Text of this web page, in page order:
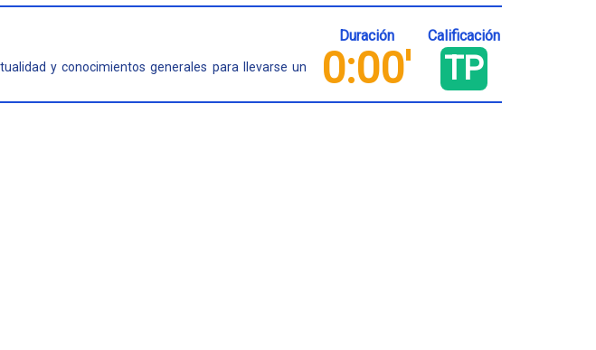
y conocimientos generales para llevarse un
Duración
0:00'
Calificación
TP